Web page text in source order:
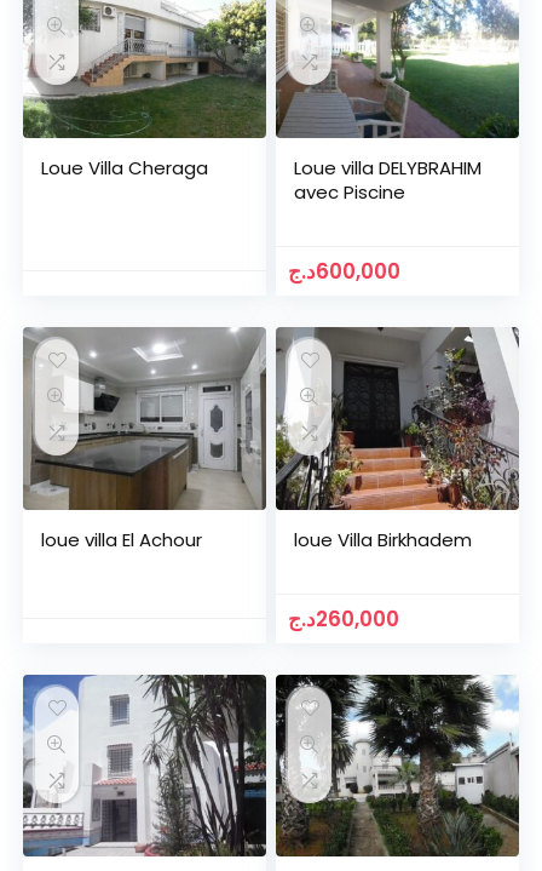
Loue Villa Cheraga
Loue villa DELYBRAHIM
avec Piscine
600,000د.ج
loue villa El Achour loue Villa Birkhadem
260,000د.ج